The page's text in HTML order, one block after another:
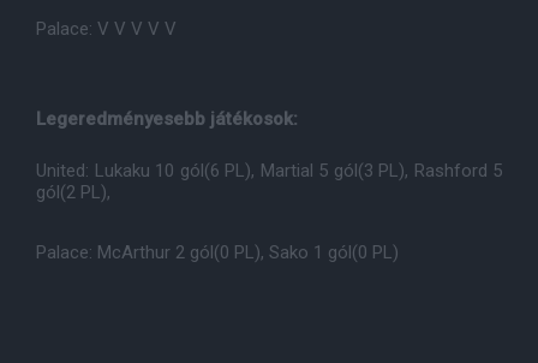
Palace: V V V V V
Legeredményesebb játékosok:
United: Lukaku 10 gól(6 PL), Martial 5 gól(3 PL), Rashford 5
gól(2 PL),
Palace: McArthur 2 gól(0 PL), Sako 1 gól(0 PL)